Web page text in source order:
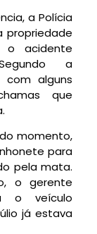
a Polícia
propriedade
o acidente
a
alguns
que
momento,
para
pela mata.
o gerente
o veículo
já estava